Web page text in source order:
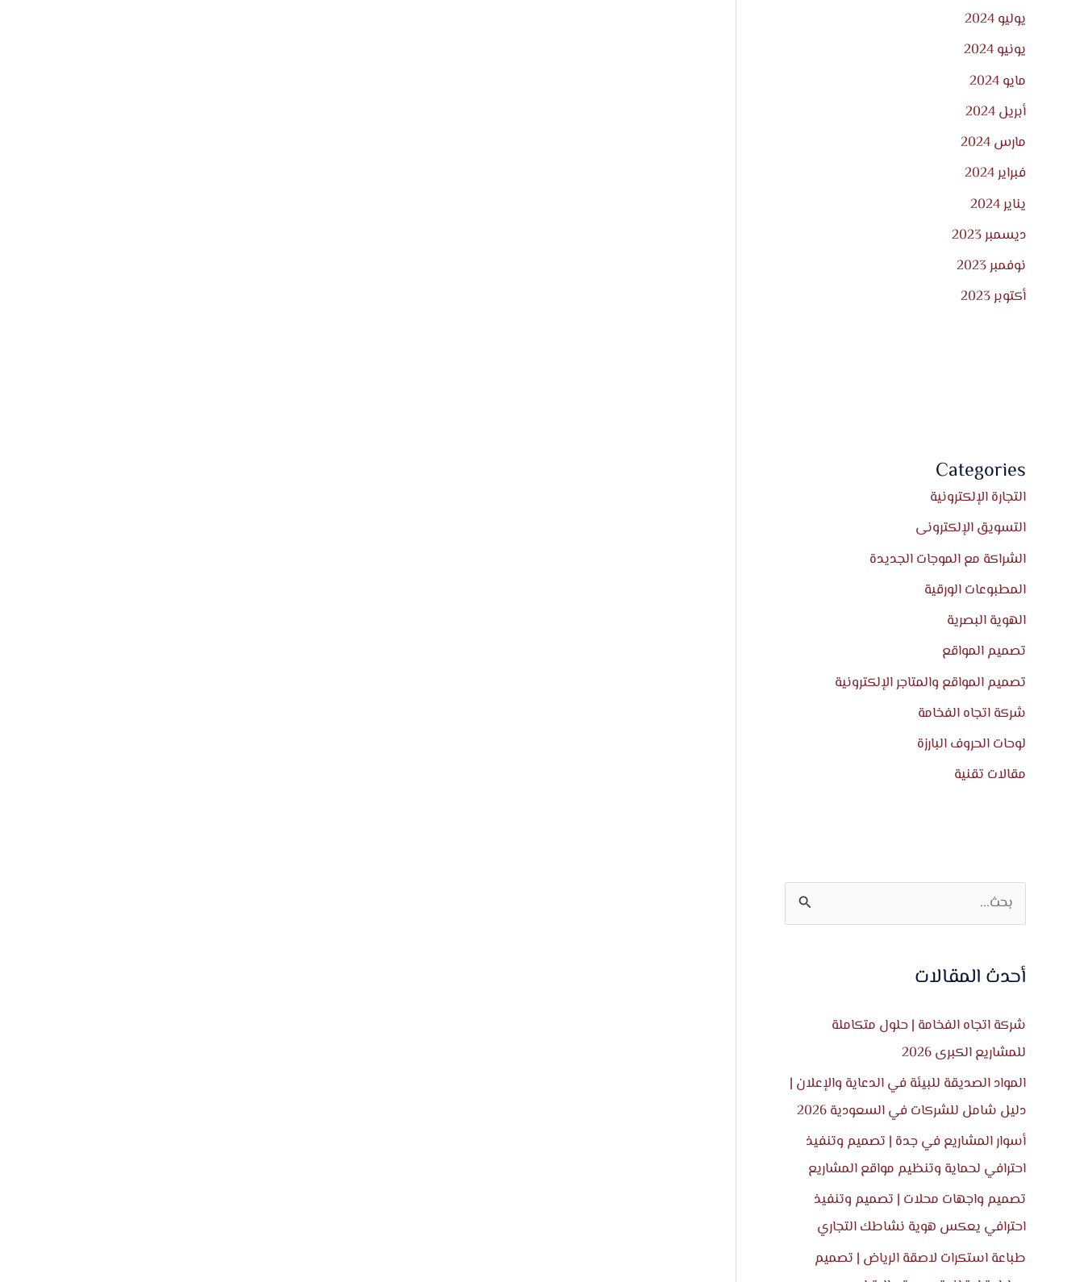
يوليو 2024
يونيو 2024
مايو 2024
أبريل 2024
مارس 2024
فبراير 2024
يناير 2024
ديسمبر 2023
نوفمبر 2023
أكتوبر 2023
Categories
التجارة الإلكترونية
التسويق الإلكترونى
الشراكة مع الموجات الجديدة
المطبوعات الورقية
الهوية البصرية
تصميم المواقع
تصميم المواقع والمتاجر الإلكترونية
شركة اتجاه الفخامة
لوحات الحروف البارزة
مقالات تقنية
ب
ح
ث
ع
أحدث المقالات
شركة اتجاه الفخامة | حلول متكاملة
للمشاريع الكبرى 2026
المواد الصديقة للبيئة في الدعاية والإعلان |
دليل شامل للشركات في السعودية 2026
أسوار المشاريع في جدة | تصميم وتنفيذ
احترافي لحماية وتنظيم مواقع المشاريع
تصميم واجهات محلات | تصميم وتنفيذ
احترافي يعكس هوية نشاطك التجاري
طباعة استكرات لاصقة الرياض | تصميم